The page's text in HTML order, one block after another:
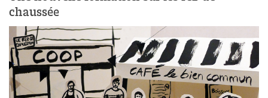
chaussée